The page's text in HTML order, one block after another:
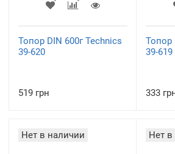
Топор DIN 600г Technics
39-620
519 грн
Топор
39-619
333
Нет в наличии Нет в